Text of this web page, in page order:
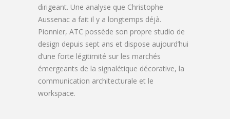
dirigeant. Une analyse que Christophe
Aussenac a fait il y a longtemps déjà.
Pionnier, ATC possède son propre studio de
design depuis sept ans et dispose aujourd’hui
d’une forte légitimité sur les marchés
émergeants de la signalétique décorative, la
communication architecturale et le
workspace.